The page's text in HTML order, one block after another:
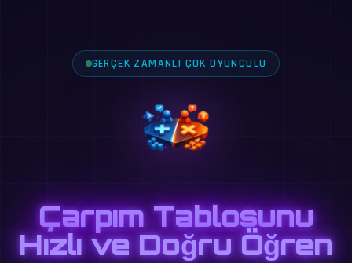
GERÇEK ZAMANLI ÇOK OYUNCULU
Çarpım Tablosunu
Hızlı ve Doğru Öğren